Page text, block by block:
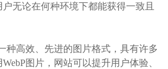
无论在何种环境下都能获得一致且
种高效、先进的图片格式，具有许多
图片，网站可以提升用户体验、